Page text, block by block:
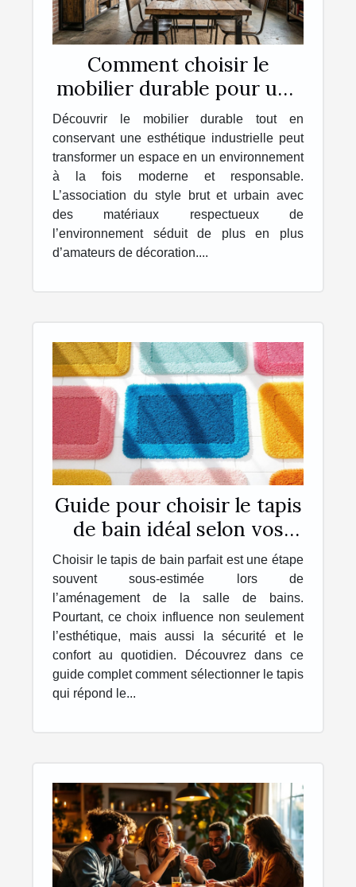
Comment choisir le
mobilier durable pour une
esthétique industrielle ?
Découvrir le mobilier durable tout en
conservant une esthétique industrielle peut
transformer un espace en un environnement
à la fois moderne et responsable.
L’association du style brut et urbain avec
des matériaux respectueux de
l’environnement séduit de plus en plus
d’amateurs de décoration....
Guide pour choisir le tapis
de bain idéal selon vos
besoins
Choisir le tapis de bain parfait est une étape
souvent sous-estimée lors de
l’aménagement de la salle de bains.
Pourtant, ce choix influence non seulement
l’esthétique, mais aussi la sécurité et le
confort au quotidien. Découvrez dans ce
guide complet comment sélectionner le tapis
qui répond le...